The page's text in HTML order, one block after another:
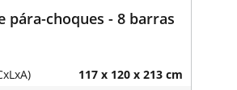
pára-choques - 8 barras
117 x 120 x 213 cm